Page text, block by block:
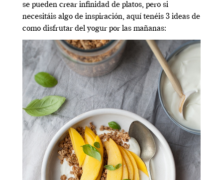
se pueden crear infinidad de platos, pero si
necesitáis algo de inspiración, aquí tenéis 3 ideas de
como disfrutar del yogur por las mañanas: